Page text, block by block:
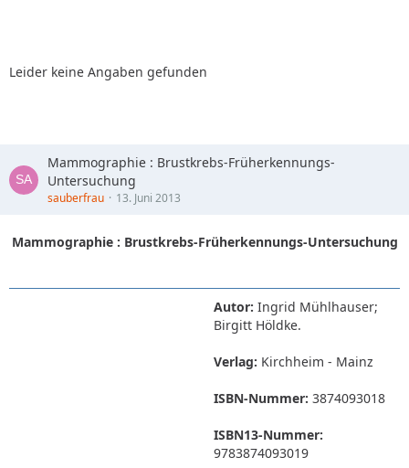
Leider keine Angaben gefunden
Mammographie : Brustkrebs-Früherkennungs-
Untersuchung
sauberfrau 13. Juni 2013
Mammographie : Brustkrebs-Früherkennungs-Untersuchung
Autor: Ingrid Mühlhauser;
Birgitt Höldke.
Verlag: Kirchheim - Mainz
ISBN-Nummer: 3874093018
ISBN13-Nummer:
9783874093019